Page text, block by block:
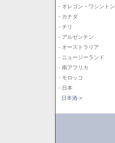
- オレゴン・ワシントン
- カナダ
- チリ
- アルゼンチン
- オーストラリア
- ニュージーランド
- 南アフリカ
- モロッコ
- 日本
日本酒->